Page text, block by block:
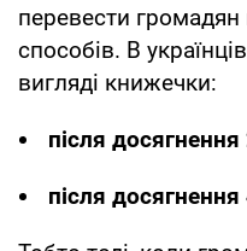
перевести громадян
способів. В
вигляді книжечки:
після досягнення
після досягнення